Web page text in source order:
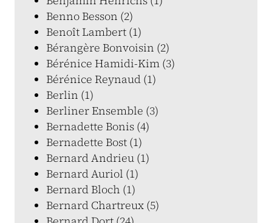
Benno Besson (2)
Benoît Lambert (1)
Bérangère Bonvoisin (2)
Bérénice Hamidi-Kim (3)
Bérénice Reynaud (1)
Berlin (1)
Berliner Ensemble (3)
Bernadette Bonis (4)
Bernadette Bost (1)
Bernard Andrieu (1)
Bernard Auriol (1)
Bernard Bloch (1)
Bernard Chartreux (5)